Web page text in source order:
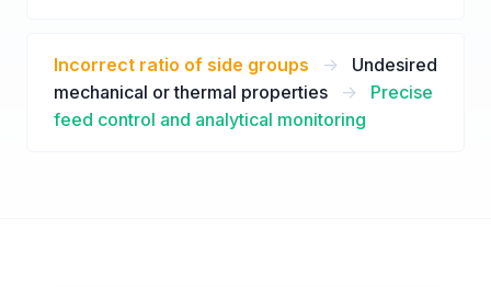
Incorrect ratio of side groups ->
Undesired
mechanical or thermal properties
->
Precise
feed control and analytical monitoring